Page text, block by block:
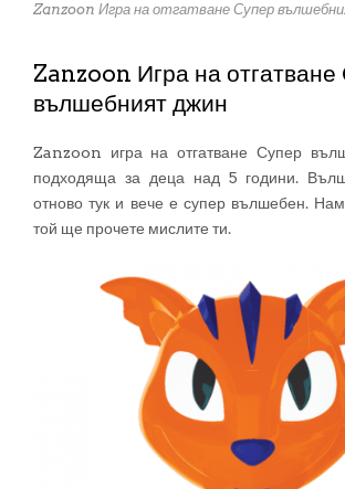
Zanzoon Игра на отгатване Супер
Zanzoon Игра на отгатване
вълшебният джин
Zanzoon игра на отгатване Супер
подходяща за деца над 5 години.
отново тук и вече е супер вълшебен.
той ще прочете мислите ти.